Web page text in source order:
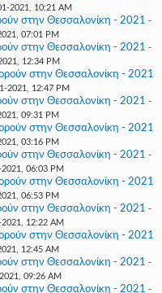
2021, 10:21 AM
στην Θεσσαλονίκη - 2021 -
07:01 PM
στην Θεσσαλονίκη - 2021 -
12:34 PM
στην Θεσσαλονίκη - 2021
2021, 12:47 PM
στην Θεσσαλονίκη - 2021 -
09:31 PM
στην Θεσσαλονίκη - 2021
03:16 PM
στην Θεσσαλονίκη - 2021 -
06:03 PM
στην Θεσσαλονίκη - 2021
06:53 PM
στην Θεσσαλονίκη - 2021 -
12:22 AM
στην Θεσσαλονίκη - 2021
12:45 AM
στην Θεσσαλονίκη - 2021 -
09:26 AM
στην Θεσσαλονίκη - 2021 -